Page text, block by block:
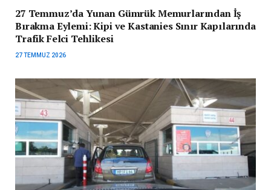
27 Temmuz’da Yunan Gümrük Memurlarından İş
Bırakma Eylemi: Kipi ve Kastanies Sınır Kapılarında
Trafik Felci Tehlikesi
27 TEMMUZ 2026